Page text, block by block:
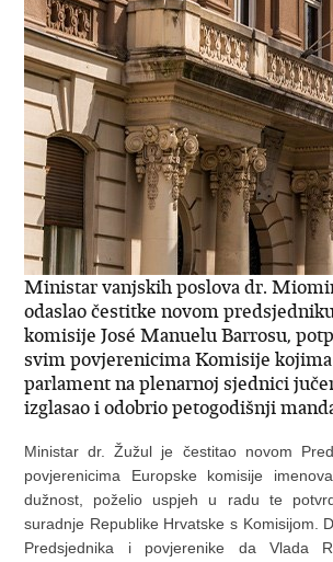
Ministar vanjskih poslova dr.
odaslao čestitke novom
komisije José Manuelu Barrosu,
svim povjerenicima Komisije
parlament na plenarnoj sjednici
izglasao i odobrio petogodišnji
Ministar dr. Žužul je čestitao novom
povjerenicima Europske komisije
dužnost, poželio uspjeh u radu te
suradnje Republike Hrvatske s Komisijom.
Predsjednika i povjerenike da Vlada